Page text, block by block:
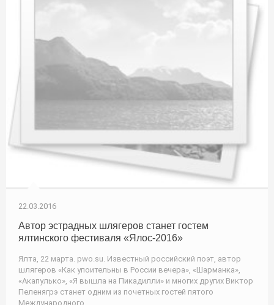
22.03.2016
Автор эстрадных шлягеров станет гостем
ялтинского фестиваля «Ялос-2016»
Ялта, 22 марта. pwo.su. Известный российский поэт, автор
шлягеров «Как упоительны в России вечера», «Шарманка»,
«Акапулько», «Я вышла на Пикадилли» и многих других Виктор
Пеленягрэ станет одним из почетных гостей пятого
Международного